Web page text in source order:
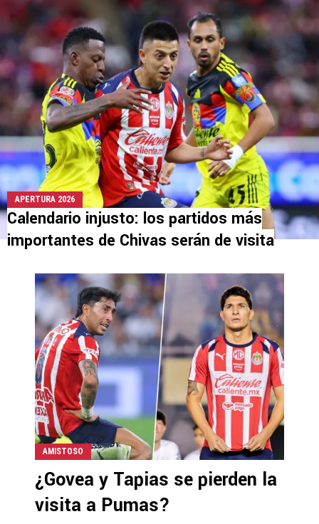
APERTURA 2026
Calendario injusto: los partidos más
importantes de Chivas serán de visita
AMISTOSO
¿Govea y Tapias se pierden la
visita a Pumas?